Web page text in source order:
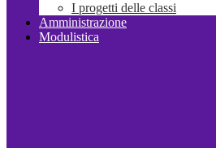
I progetti delle classi
Amministrazione
Modulistica